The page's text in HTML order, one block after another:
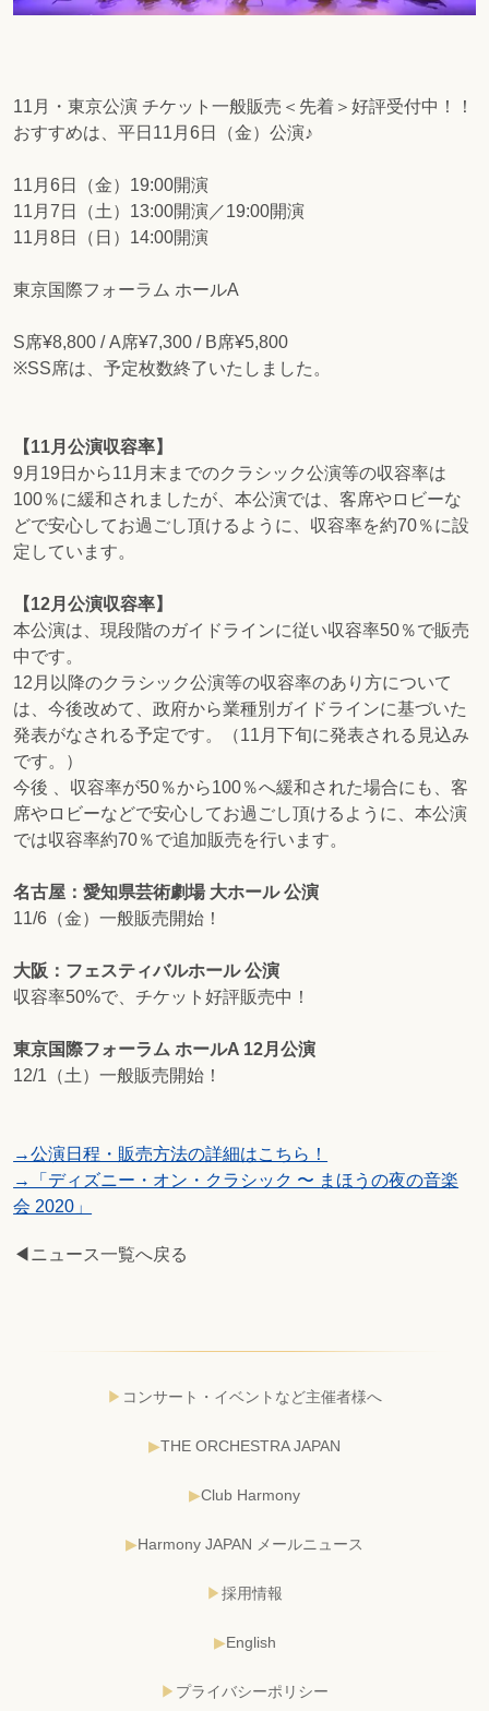
11月・東京公演 チケット一般販売＜先着＞好評受付中！！
おすすめは、平日11月6日（金）公演♪
11月6日（金）19:00開演
11月7日（土）13:00開演／19:00開演
11月8日（日）14:00開演
東京国際フォーラム ホールA
S席¥8,800 / A席¥7,300 / B席¥5,800
※SS席は、予定枚数終了いたしました。
【11月公演収容率】
9月19日から11月末までのクラシック公演等の収容率は
100％に緩和されましたが、本公演では、客席やロビーな
どで安心してお過ごし頂けるように、収容率を約70％に設
定しています。
【12月公演収容率】
本公演は、現段階のガイドラインに従い収容率50％で販売
中です。
12月以降のクラシック公演等の収容率のあり方について
は、今後改めて、政府から業種別ガイドラインに基づいた
発表がなされる予定です。（11月下旬に発表される見込み
です。）
今後 、収容率が50％から100％へ緩和された場合にも、客
席やロビーなどで安心してお過ごし頂けるように、本公演
では収容率約70％で追加販売を行います。
名古屋：愛知県芸術劇場 大ホール 公演
11/6（金）一般販売開始！
大阪：フェスティバルホール 公演
収容率50%で、チケット好評販売中！
東京国際フォーラム ホールA 12月公演
12/1（土）一般販売開始！
→公演日程・販売方法の詳細はこちら！
→「ディズニー・オン・クラシック 〜 まほうの夜の音楽
会 2020」
◀ニュース一覧へ戻る
コンサート・イベントなど主催者様へ
THE ORCHESTRA JAPAN
Club Harmony
Harmony JAPAN メールニュース
採用情報
English
プライバシーポリシー